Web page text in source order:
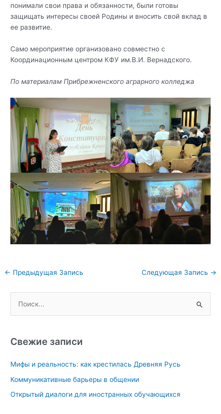
понимали свои права и обязанности, были готовы
защищать интересы своей Родины и вносить свой вклад в
ее развитие.
Само мероприятие организовано совместно с
Координационным центром КФУ им.В.И. Вернадского.
По материалам Прибрежненского аграрного колледжа
Навигация
записям
← Предыдущая Запись Следующая Запись →
с
:
Свежие записи
Мифы и реальность: как крестилась Древняя Русь
Коммуникативные барьеры в общении
Открытый диалоги для иностранных обучающихся